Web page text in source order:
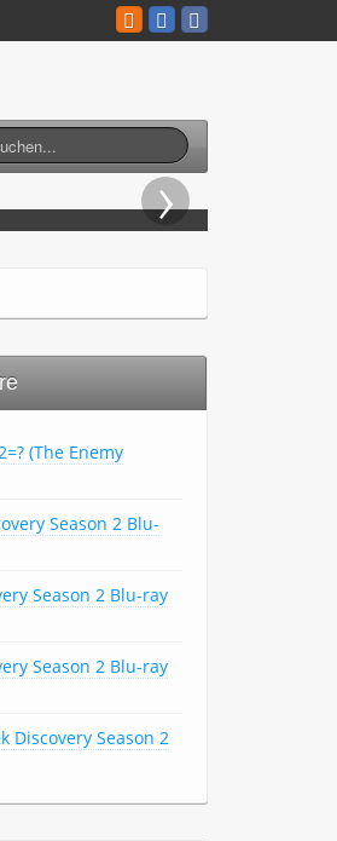
bereits
›
(The Enemy
Season 2 Blu-
Season 2 Blu-ray
Season 2 Blu-ray
Discovery Season 2